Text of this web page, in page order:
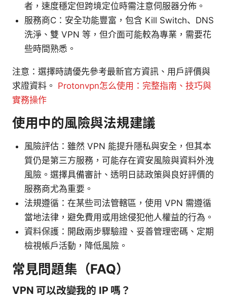
者，速度穩定但跨境定位時需注意伺服器分佈。
服務商C：安全功能豐富，包含 Kill Switch、DNS
洗淨、雙 VPN 等，但介面可能較為專業，需要花
些時間熟悉。
注意：選擇時請優先參考最新官方資訊、用戶評價與
求證資料。 Protonvpn怎么使用：完整指南、技巧與
實務操作
使用中的風險與法規建議
風險評估：雖然 VPN 能提升隱私與安全，但其本
質仍是第三方服務，可能存在資安風險與資料外洩
風險。選擇具備審計、透明日誌政策與良好評價的
服務商尤為重要。
法規遵循：在某些司法管轄區，使用 VPN 需遵循
當地法律，避免費用或用途侵犯他人權益的行為。
資料保護：開啟兩步驟驗證、妥善管理密碼、定期
檢視帳戶活動，降低風險。
常見問題集（FAQ）
VPN 可以改變我的 IP 嗎？